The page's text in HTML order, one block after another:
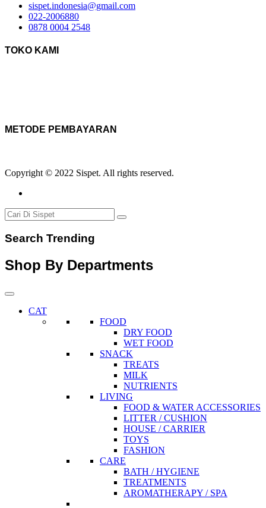
sispet.indonesia@gmail.com
022-2006880
0878 0004 2548
TOKO KAMI
METODE PEMBAYARAN
Copyright © 2022 Sispet. All rights reserved.
Search Trending
Shop By Departments
CAT
FOOD
DRY FOOD
WET FOOD
SNACK
TREATS
MILK
NUTRIENTS
LIVING
FOOD & WATER ACCESSORIES
LITTER / CUSHION
HOUSE / CARRIER
TOYS
FASHION
CARE
BATH / HYGIENE
TREATMENTS
AROMATHERAPY / SPA